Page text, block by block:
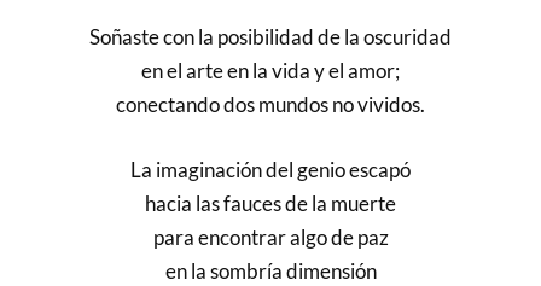
Soñaste con la posibilidad de la oscuridad
en el arte en la vida y el amor;
conectando dos mundos no vividos.
La imaginación del genio escapó
hacia las fauces de la muerte
para encontrar algo de paz
en la sombría dimensión